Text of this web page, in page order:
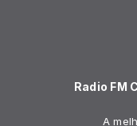
Radio FM
A